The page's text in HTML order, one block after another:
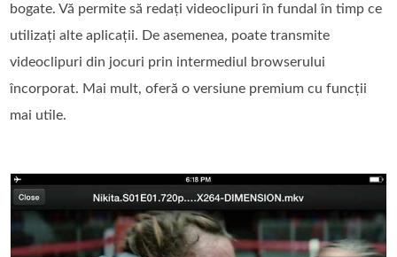
bogate. Vă permite să redați videoclipuri în fundal în timp ce
utilizați alte aplicații. De asemenea, poate transmite
videoclipuri din jocuri prin intermediul browserului
încorporat. Mai mult, oferă o versiune premium cu funcții
mai utile.